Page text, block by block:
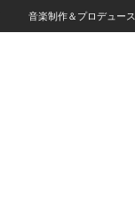
音楽制作＆プロデュース